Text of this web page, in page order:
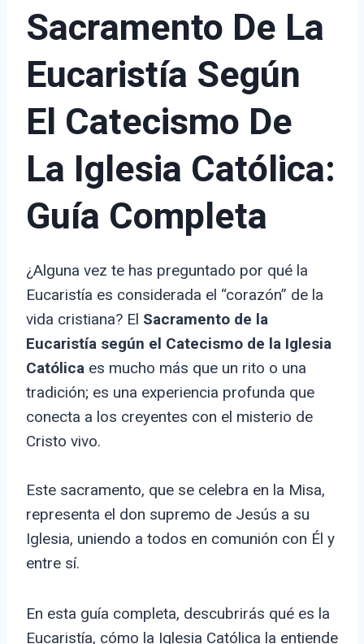
Sacramento De La
Eucaristía Según
El Catecismo De
La Iglesia Católica:
Guía Completa
¿Alguna vez te has preguntado por qué la
Eucaristía es considerada el “corazón” de la
vida cristiana? El Sacramento de la
Eucaristía según el Catecismo de la Iglesia
Católica es mucho más que un rito o una
tradición; es una experiencia profunda que
conecta a los creyentes con el misterio de
Cristo vivo.
Este sacramento, que se celebra en la Misa,
representa el don supremo de Jesús a su
Iglesia, uniendo a todos en comunión con Él y
entre sí.
En esta guía completa, descubrirás qué es la
Eucaristía, cómo la Iglesia Católica la entiende